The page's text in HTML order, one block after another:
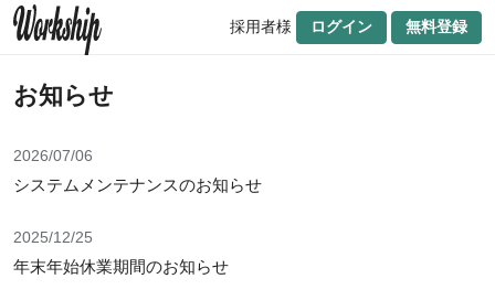
採用者様 ログイン 無料登録
お知らせ
2026/07/06
システムメンテナンスのお知らせ
2025/12/25
年末年始休業期間のお知らせ